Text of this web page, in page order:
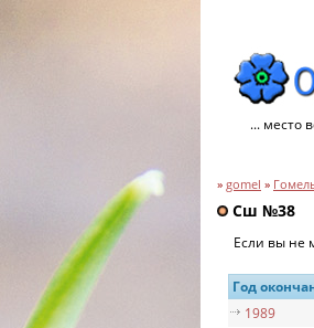
... место
» gomel »
Сш №38
Если вы не
Год
1989